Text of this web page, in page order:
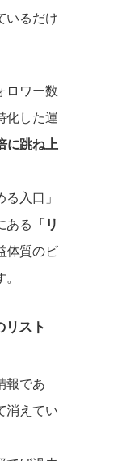
いるだけ
ロワー数
化した運
に跳ね上
入口」
ある 「リ
体質のビ
スト
報であ
消えてい